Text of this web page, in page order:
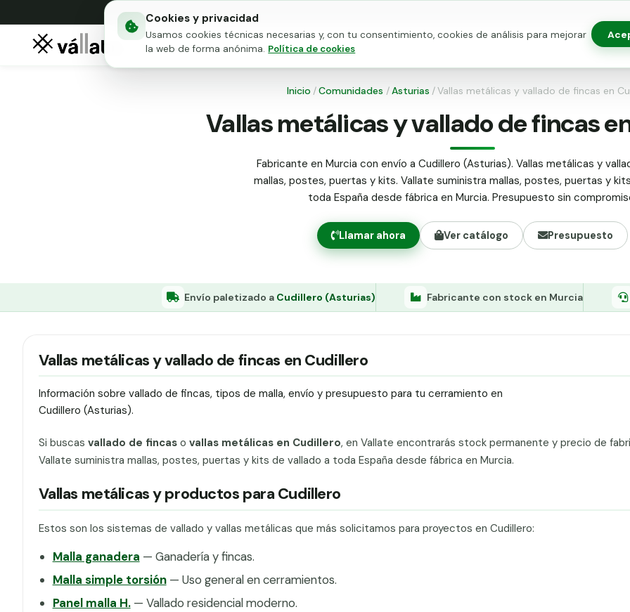
Cookies y privacidad
Usamos cookies técnicas necesarias y, con tu consentimiento, cookies de análisis para mejorar
la web de forma anónima. Política de cookies
Mallas metálicas
Puertas para vallado
Inicio /Comunidades /Asturias /Vallas metálicas y vallado de fincas en
Vallas metálicas y vallado de fincas
Fabricante en Murcia con envío a Cudillero (Asturias). Vallas metálicas y
mallas, postes, puertas y kits. Vallate suministra mallas, postes, puertas y
toda España desde fábrica en Murcia. Presupuesto sin
Llamar ahora Ver catálogo Presupuesto
Envío paletizado a Cudillero (Asturias) Fabricante con stock en Murcia
Vallas metálicas y vallado de fincas en Cudillero
Información sobre vallado de fincas, tipos de malla, envío y presupuesto para tu cerramiento en
Cudillero (Asturias).
Si buscas vallado de fincaso vallas metálicas en Cudillero, en Vallate encontrarás stock permanente y precio de
Vallate suministra mallas, postes, puertas y kits de vallado a toda España desde fábrica en Murcia.
Vallas metálicas y productos para Cudillero
Estos son los sistemas de vallado y vallas metálicas que más solicitamos para proyectos en Cudillero:
Malla ganadera — Ganadería y fincas.
Malla simple torsión— Uso general en cerramientos.
Panel malla H.— Vallado residencial moderno.